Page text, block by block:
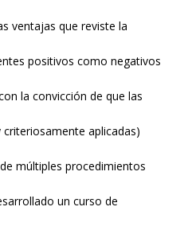
ventajas que reviste la
positivos como negativos
la convicción de que las
aplicadas)
múltiples procedimientos
un curso de